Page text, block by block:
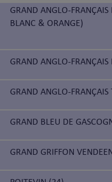
GRAND ANGLO-
BLANC & ORANGE)
GRAND ANGLO-
GRAND ANGLO-
GRAND BLEU DE
GRAND GRIFFON